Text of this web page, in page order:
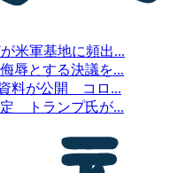
米軍基地に頻出...
辱とする決議を...
料が公開 コロ...
定 トランプ氏が...